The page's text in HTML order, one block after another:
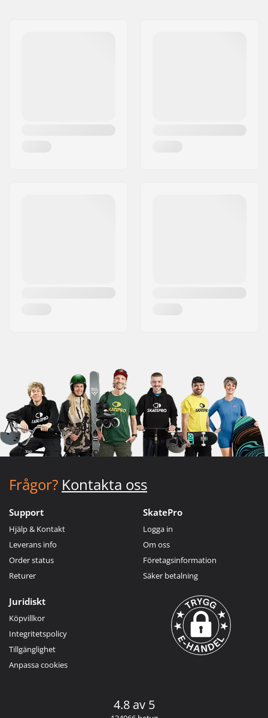
Frågor? Kontakta oss
Support
Hjälp & Kontakt
Leverans info
Order status
Returer
SkatePro
Logga in
Om oss
Företagsinformation
Säker betalning
Juridiskt
Köpvillkor
Integritetspolicy
Tillgänglighet
Anpassa cookies
4.8 av 5